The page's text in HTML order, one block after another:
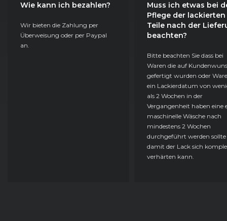
Wie kann ich bezahlen?
Wir bieten die Zahlung per
Überweisung oder per Paypal
an.
Muss ich etwas bei
Pflege der lackierten
Teile nach der
beachten?
Bitte beachten Sie dass bei
Waren die auf
gefertigt wurden oder
ein Lackierdatum von
als 2 Wochen in der
Vergangenheit haben eine
maschinelle Wäsche nach
mindestens 2 Wochen
durchgeführt werden sollte
damit der Lack sich
verhärten kann.